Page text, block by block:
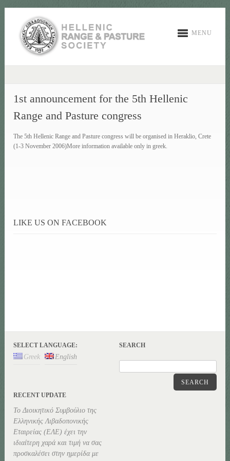
MENU
1st announcement for the 5th Hellenic
Range and Pasture congress
The 5th Hellenic Range and Pasture congress will be organised in Heraklio, Crete
(1-3 November 2006)More information available only in greek.
LIKE US ON FACEBOOK
SELECT LANGUAGE:
Greek English
SEARCH
SEARCH
RECENT UPDATE
Το Διοικητικό Συμβούλιο της
Ελληνικής Λιβαδοπονικής
Εταιρείας (ΕΛΕ) έχει την
ιδιαίτερη χαρά και τιμή να σας
προσκαλέσει στην ημερίδα με